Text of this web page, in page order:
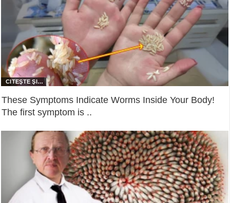
These Symptoms Indicate Worms Inside Your Body!
The first symptom is ..